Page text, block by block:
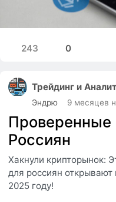
243 0
Трейдинг и
Эндрю 9 месяцев
Проверенные
Россиян
Хакнули крипторынок:
для россиян
2025 году!